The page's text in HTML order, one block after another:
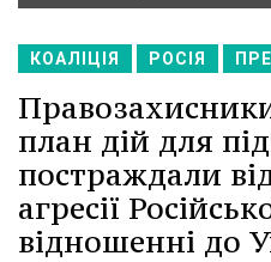
КОАЛІЦІЯ РОСІЯ
план дій для
постраждали
агресії
відношенні до